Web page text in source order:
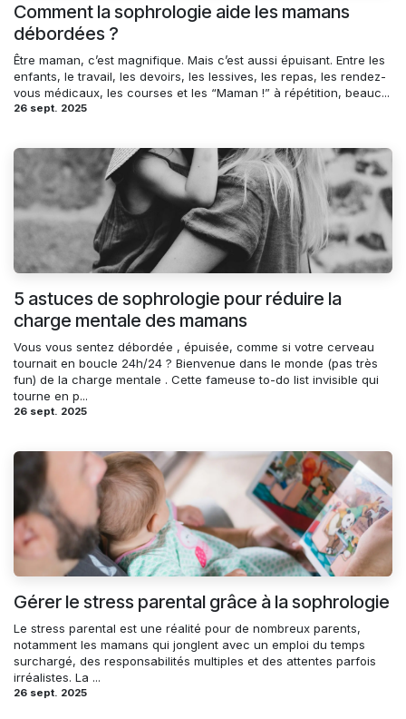
Comment la sophrologie aide les mamans
débordées ?
Être maman, c’est magnifique. Mais c’est aussi épuisant. Entre les
enfants, le travail, les devoirs, les lessives, les repas, les rendez-
vous médicaux, les courses et les “Maman !” à répétition, beauc...
26 sept. 2025
5 astuces de sophrologie pour réduire la
charge mentale des mamans
Vous vous sentez débordée , épuisée, comme si votre cerveau
tournait en boucle 24h/24 ? Bienvenue dans le monde (pas très
fun) de la charge mentale . Cette fameuse to-do list invisible qui
tourne en p...
26 sept. 2025
Gérer le stress parental grâce à la sophrologie
Le stress parental est une réalité pour de nombreux parents,
notamment les mamans qui jonglent avec un emploi du temps
surchargé, des responsabilités multiples et des attentes parfois
irréalistes. La ...
26 sept. 2025